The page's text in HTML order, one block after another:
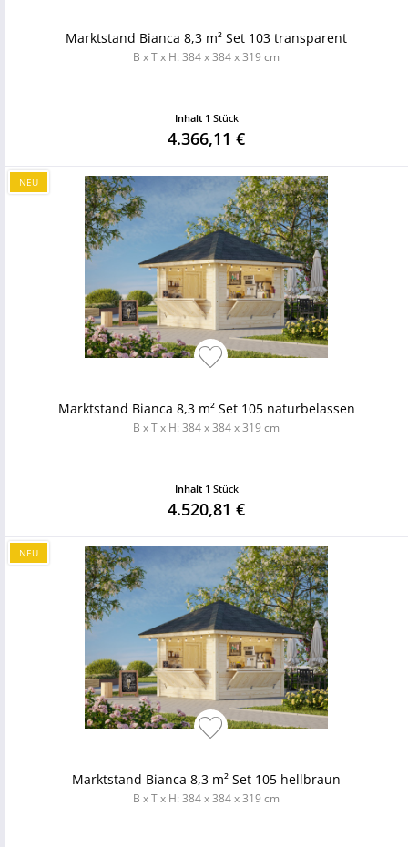
Marktstand Bianca 8,3 m² Set 103 transparent
B x T x H: 384 x 384 x 319 cm
Inhalt 1 Stück
4.366,11 €
NEU
Marktstand Bianca 8,3 m² Set 105 naturbelassen
B x T x H: 384 x 384 x 319 cm
Inhalt 1 Stück
4.520,81 €
NEU
Marktstand Bianca 8,3 m² Set 105 hellbraun
B x T x H: 384 x 384 x 319 cm